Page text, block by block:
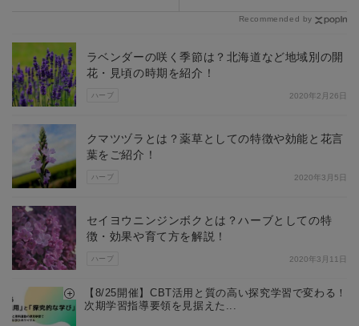
Recommended by
ハーブ
ラベンダーの咲く季節は？北海道など地域別の開
花・見頃の時期を紹介！
2020年2月26日
ハーブ
クマツヅラとは？薬草としての特徴や効能と花言
葉をご紹介！
2020年3月5日
ハーブ
セイヨウニンジンボクとは？ハーブとしての特
徴・効果や育て方を解説！
2020年3月11日
【8/25開催】CBT活用と質の高い探究学習で変わる！
次期学習指導要領を見据えた...